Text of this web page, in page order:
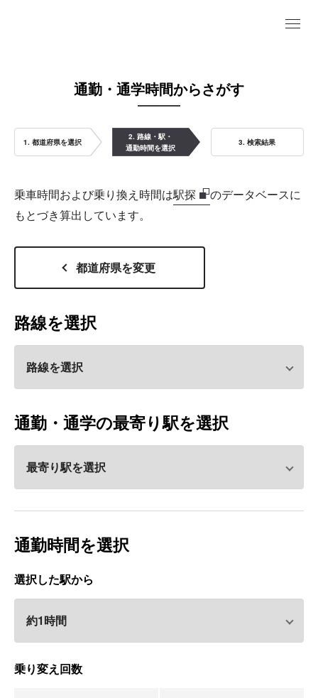
通勤・通学時間からさがす
1. 都道府県を選択
2. 路線・駅・
通勤時間を選択
3. 検索結果
乗車時間および乗り換え時間は駅探
のデータベースに
もとづき算出しています。
都道府県を変更
路線を選択
通勤・通学の最寄り駅を選択
通勤時間を選択
選択した駅から
乗り変え回数